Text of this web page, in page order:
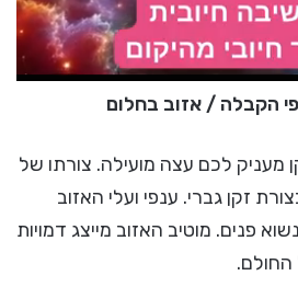
הקבלה / אזוב בחלום
מעניק לכם עצה מועילה. צורתו של
זקן גברי. ענפי ועלי האזוב
פנים. מוטיב האזוב מייצג דמויות
החולם.